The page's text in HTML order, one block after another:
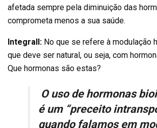
afetada sempre pela diminuição das
comprometa menos a sua saúde.
Integrall: No que se refere à modulação
que deve ser natural, ou seja, com
Que hormonas são estas?
O uso de hormonas
é um “preceito
quando falamos em